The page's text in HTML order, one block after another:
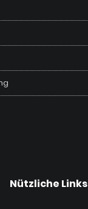
Nützliche Links